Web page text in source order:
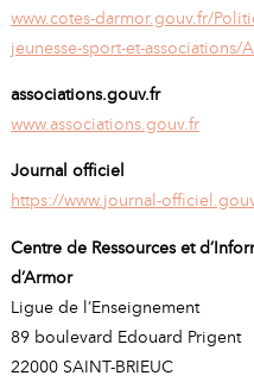
www.cotes-darmor.gouv.fr/
jeunesse-sport-et-associations/
associations.gouv.fr
www.associations.gouv.fr
Journal officiel
https://www.journal-
Centre de Ressources et
d’Armor
Ligue de l’Enseignement
89 boulevard Edouard Prigent
22000 SAINT-BRIEUC